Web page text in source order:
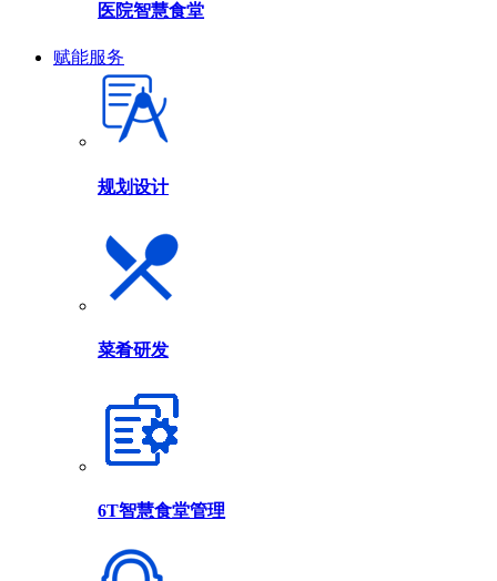
医院智慧食堂
赋能服务
规划设计
菜肴研发
6T智慧食堂管理